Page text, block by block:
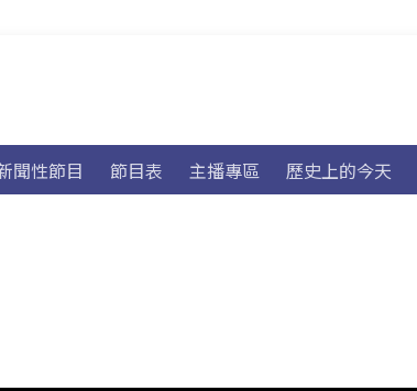
聞性節目 節目表 主播專區 歷史上的今天